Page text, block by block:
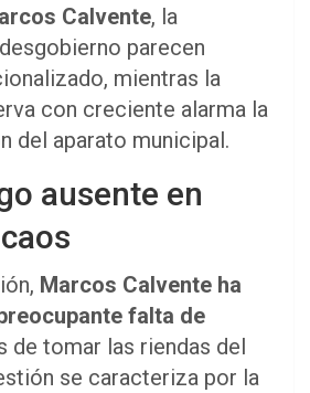
Calvente, la
parecen
mientras la
con creciente alarma la
del aparato municipal.
ausente en
Marcos Calvente ha
falta de
de tomar las riendas del
se caracteriza por la